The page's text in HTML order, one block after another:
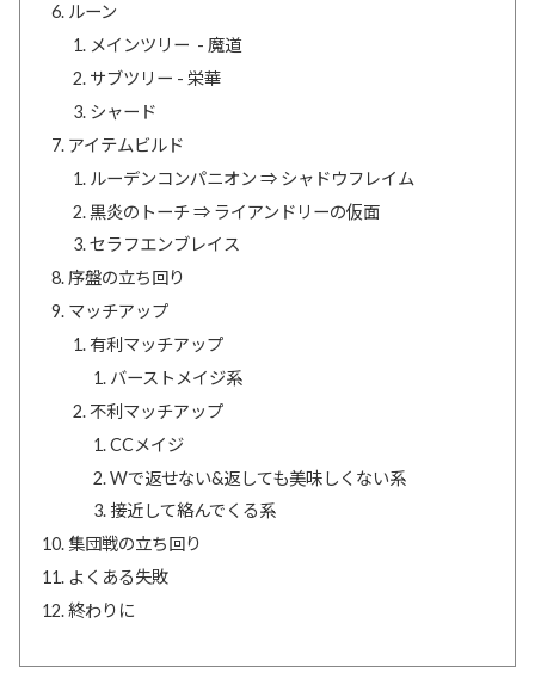
ルーン
メインツリー - 魔道
サブツリー - 栄華
シャード
アイテムビルド
ルーデンコンパニオン ⇒ シャドウフレイム
黒炎のトーチ ⇒ ライアンドリーの仮面
セラフエンブレイス
序盤の立ち回り
マッチアップ
有利マッチアップ
バーストメイジ系
不利マッチアップ
CCメイジ
Wで返せない&返しても美味しくない系
接近して絡んでくる系
集団戦の立ち回り
よくある失敗
終わりに